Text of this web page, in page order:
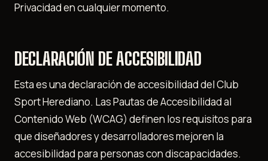
Privacidad en cualquier momento.
DECLARACIÓN DE ACCESIBILIDAD
Esta es una declaración de accesibilidad del Club
Sport Herediano. Las Pautas de Accesibilidad al
Contenido Web (WCAG) definen los requisitos para
que diseñadores y desarrolladores mejoren la
accesibilidad para personas con discapacidades.